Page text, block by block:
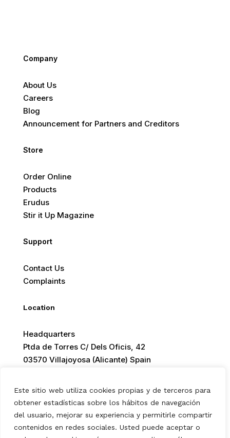
Este sitio web utiliza cookies propias y de terceros para
obtener estadísticas sobre los hábitos de navegación
del usuario, mejorar su experiencia y permitirle compartir
contenidos en redes sociales. Usted puede aceptar o
Company
About Us
Careers
Blog
Announcement for Partners and Creditors
Store
Order Online
Products
Erudus
Stir it Up Magazine
Support
Contact Us
Complaints
Location
Headquarters
Ptda de Torres C/ Dels Oficis, 42
03570 Villajoyosa (Alicante) Spain
© 2026 Europ Foods. All rights reserved.